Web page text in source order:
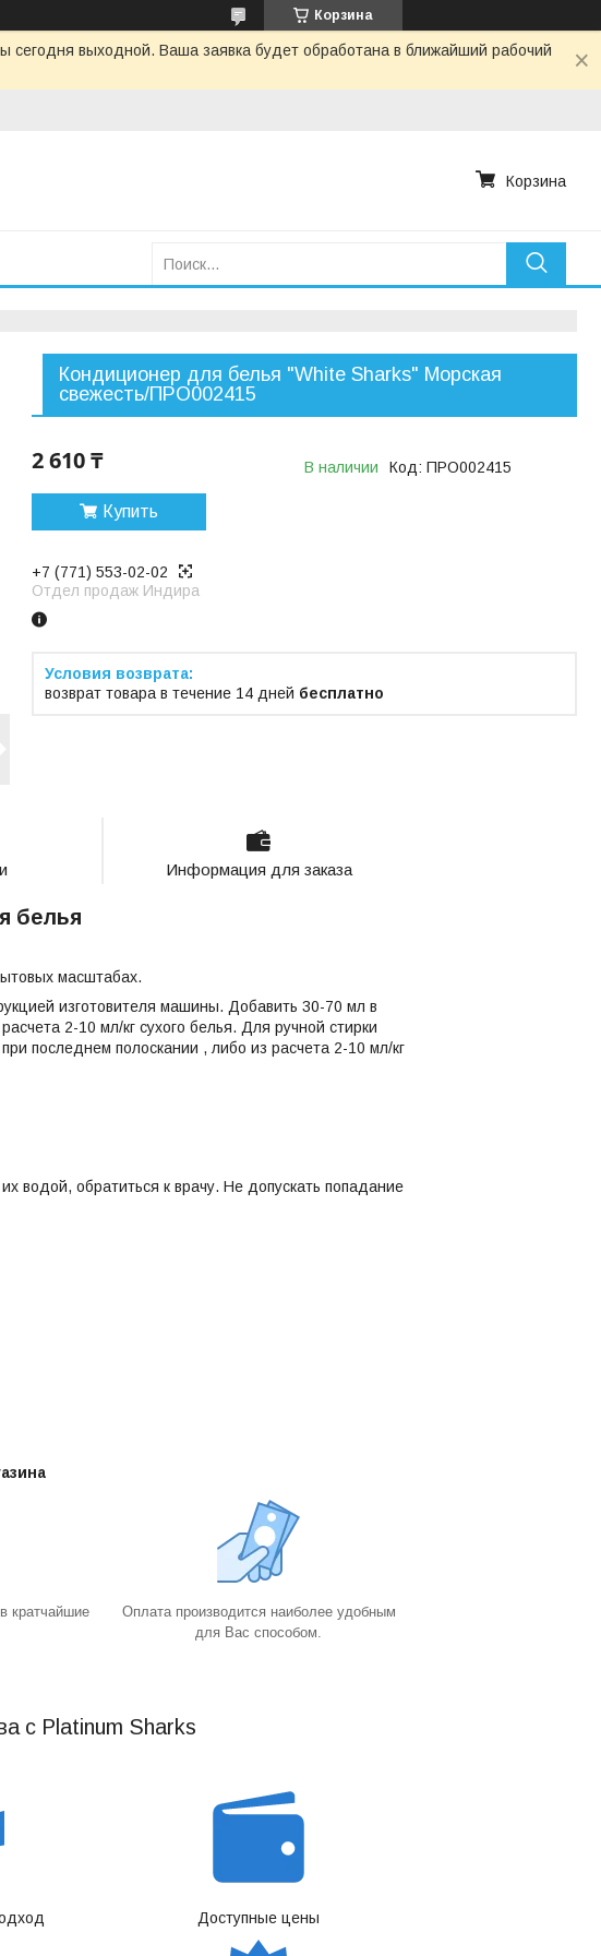
Корзина
сегодня выходной. Ваша заявка будет обработана в ближайший рабочий
Корзина
Кондиционер для белья "White Sharks" Морская
свежесть/ПРО002415
2 610 ₸ В наличии Код: ПРО002415
Купить
+7 (771) 553-02-02
Отдел продаж Индира
возврат товара в течение 14 дней бесплатно
Информация для заказа
белья
масштабах.
изготовителя машины. Добавить 30-70 мл в
2-10 мл/кг сухого белья. Для ручной стирки
последнем полоскании , либо из расчета 2-10 мл/кг
водой, обратиться к врачу. Не допускать попадание
кратчайшие
Оплата производится наиболее удобным
для Вас способом.
с Platinum Sharks
Доступные цены